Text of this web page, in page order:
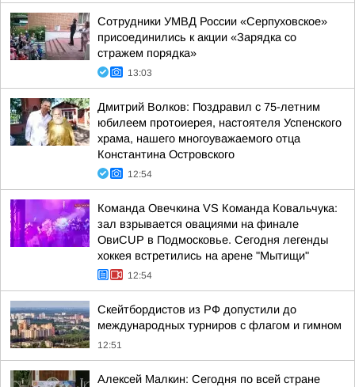
Сотрудники УМВД России «Серпуховское»
присоединились к акции «Зарядка со
стражем порядка»
13:03
Дмитрий Волков: Поздравил с 75-летним
юбилеем протоиерея, настоятеля Успенского
храма, нашего многоуважаемого отца
Константина Островского
12:54
Команда Овечкина VS Команда Ковальчука:
зал взрывается овациями на финале
ОвиCUP в Подмосковье. Сегодня легенды
хоккея встретились на арене "Мытищи"
12:54
Скейтбордистов из РФ допустили до
международных турниров с флагом и гимном
12:51
Алексей Малкин: Сегодня по всей стране